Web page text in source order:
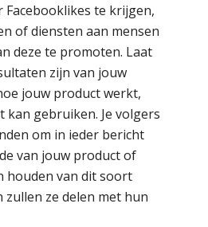
Facebooklikes te krijgen,
of diensten aan mensen
deze te promoten. Laat
zijn van jouw
jouw product werkt,
kan gebruiken. Je volgers
om in ieder bericht
van jouw product of
houden van dit soort
zullen ze delen met hun